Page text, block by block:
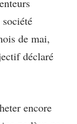
de mai,
déclaré
encore